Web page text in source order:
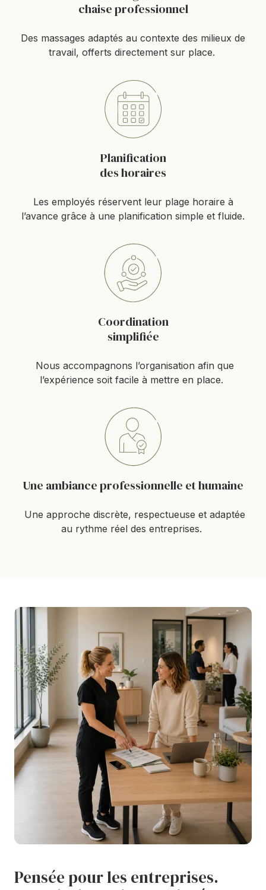
chaise professionnel
Des massages adaptés au contexte des milieux de
travail, offerts directement sur place.
Planification
des horaires
Les employés réservent leur plage horaire à
l’avance grâce à une planification simple et fluide.
Coordination
simplifiée
Nous accompagnons l’organisation afin que
l’expérience soit facile à mettre en place.
Une ambiance professionnelle et humaine
Une approche discrète, respectueuse et adaptée
au rythme réel des entreprises.
Pensée pour les entreprises.